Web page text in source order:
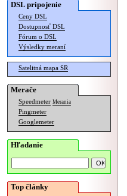
DSL pripojenie
Ceny DSL
Dostupnosť DSL
Fórum o DSL
Výsledky meraní
Satelitná mapa SR
Merače
Speedmeter Merania
Pingmeter
Googlemeter
Hľadanie
Top články